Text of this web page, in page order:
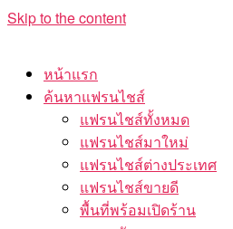
Skip to the content
หน้าแรก
ค้นหาแฟรนไชส์
แฟรนไชส์ทั้งหมด
แฟรนไชส์มาใหม่
แฟรนไชส์ต่างประเทศ
แฟรนไชส์ขายดี
พื้นที่พร้อมเปิดร้าน